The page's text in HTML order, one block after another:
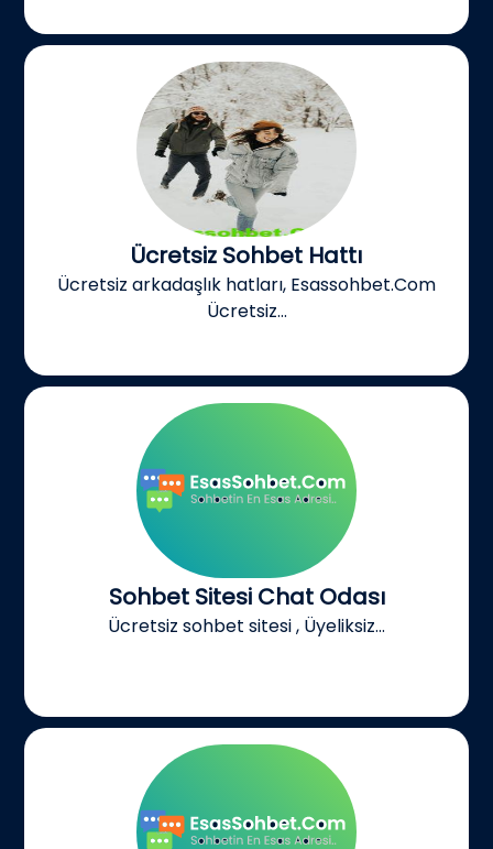
Ücretsiz Sohbet Hattı
Ücretsiz arkadaşlık hatları, Esassohbet.Com
Ücretsiz...
Sohbet Sitesi Chat Odası
Ücretsiz sohbet sitesi , Üyeliksiz...